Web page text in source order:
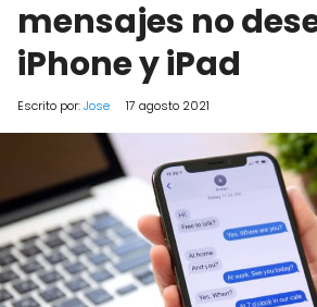
mensajes no
iPhone y iPad
Escrito por:Jose 17 agosto 2021